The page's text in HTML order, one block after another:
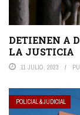
DETIENEN A
LA JUSTICIA
11 JULIO, 2023
POLICIAL & JUDICIAL